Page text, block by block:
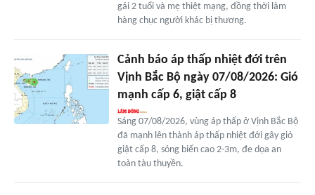
gái 2 tuổi và mẹ thiệt mạng, đồng thời làm
hàng chục người khác bị thương.
Cảnh báo áp thấp nhiệt đới trên
Vịnh Bắc Bộ ngày 07/08/2026: Gió
mạnh cấp 6, giật cấp 8
Sáng 07/08/2026, vùng áp thấp ở Vịnh Bắc Bộ
đã mạnh lên thành áp thấp nhiệt đới gây gió
giật cấp 8, sóng biển cao 2-3m, đe dọa an
toàn tàu thuyền.